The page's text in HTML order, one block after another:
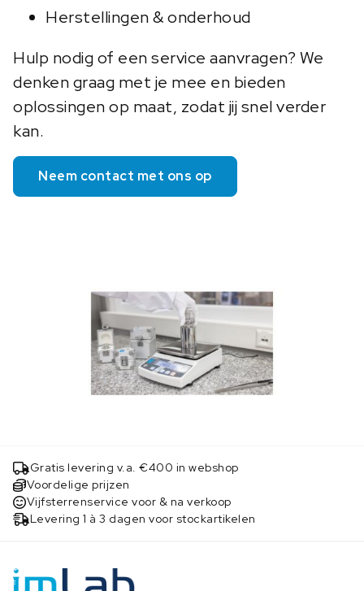
Herstellingen & onderhoud
Hulp nodig of een service aanvragen? We
denken graag met je mee en bieden
oplossingen op maat, zodat jij snel verder
kan.
Neem contact met ons op
Gratis levering v.a. €400 in webshop
Voordelige prijzen
Vijfsterrenservice voor & na verkoop
Levering 1 à 3 dagen voor stockartikelen